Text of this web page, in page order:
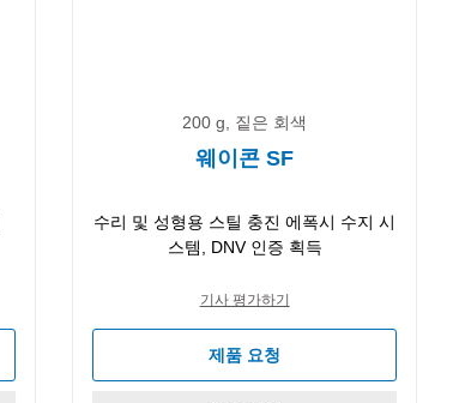
200 g, 짙은 회색
웨이콘 SF
수리 및 성형용 스틸 충진 에폭시 수지 시
스템, DNV 인증 획득
기사 평가하기
제품 요청